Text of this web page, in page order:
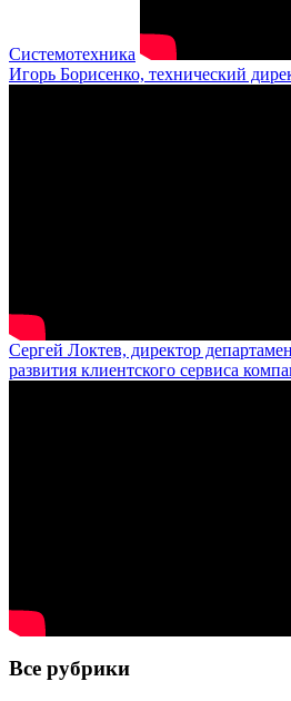
Системотехника
Игорь Борисенко, технический
Сергей Локтев, директор
развития клиентского сервиса
Все рубрики